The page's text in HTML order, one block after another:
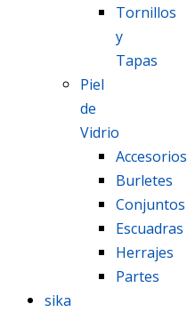
Tornillos
y
Tapas
Piel
de
Vidrio
Accesorios
Burletes
Conjuntos
Escuadras
Herrajes
Partes
sika